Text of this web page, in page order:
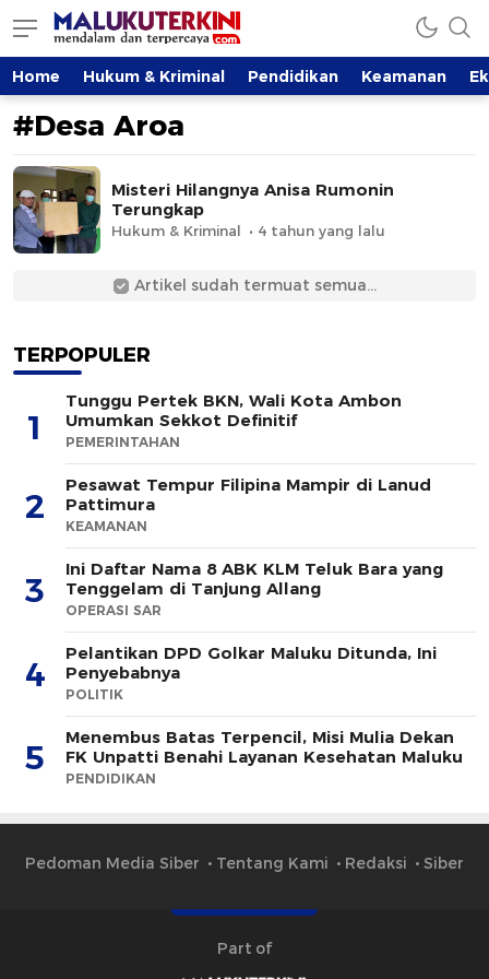
MalukuTerkini.com
Terkini, Mendalam dan Terpercaya
Home Hukum & Kriminal Pendidikan Keamanan
#Desa Aroa
Misteri Hilangnya Anisa Rumonin
Terungkap
Hukum & Kriminal 4 tahun yang lalu
Artikel sudah termuat semua...
TERPOPULER
1
Tunggu Pertek BKN, Wali Kota Ambon
Umumkan Sekkot Definitif
PEMERINTAHAN
2
Pesawat Tempur Filipina Mampir di Lanud
Pattimura
KEAMANAN
3
Ini Daftar Nama 8 ABK KLM Teluk Bara yang
Tenggelam di Tanjung Allang
OPERASI SAR
4
Pelantikan DPD Golkar Maluku Ditunda, Ini
Penyebabnya
POLITIK
5
Menembus Batas Terpencil, Misi Mulia Dekan
FK Unpatti Benahi Layanan Kesehatan Maluku
PENDIDIKAN
Pedoman Media Siber Tentang Kami Redaksi Siber
Part of